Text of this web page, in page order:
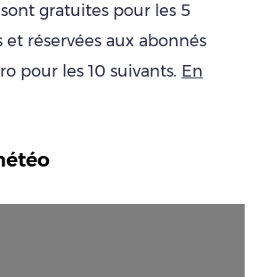
gratuites pour les 5
réservées aux abonnés
pour les 10 suivants. En